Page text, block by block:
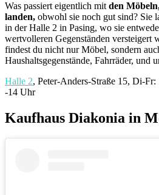
Was passiert eigentlich mit den
landen, obwohl sie noch gut sind? Sie
in der Halle 2 in Pasing, wo sie
wertvolleren Gegenständen versteigert
findest du nicht nur Möbel, sondern
Haushaltsgegenstände, Fahrräder, und
Halle 2, Peter-Anders-Straße 15, Di-
-14 Uhr
Kaufhaus Diakonia in